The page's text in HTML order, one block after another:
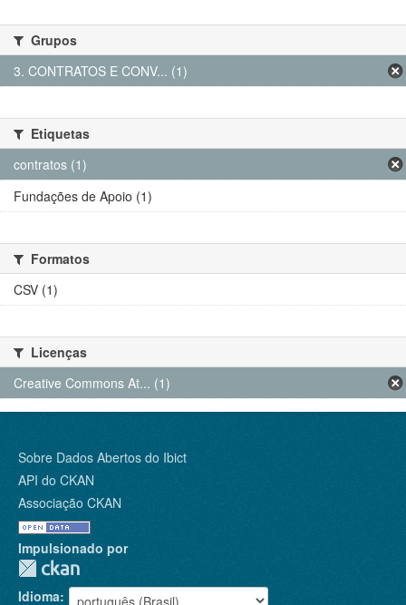
Grupos
3. CONTRATOS E CONV... (1)
Etiquetas
contratos (1)
Fundações de Apoio (1)
Formatos
CSV (1)
Licenças
Creative Commons At... (1)
Sobre Dados Abertos do Ibict
API do CKAN
Associação CKAN
Impulsionado por
Idioma